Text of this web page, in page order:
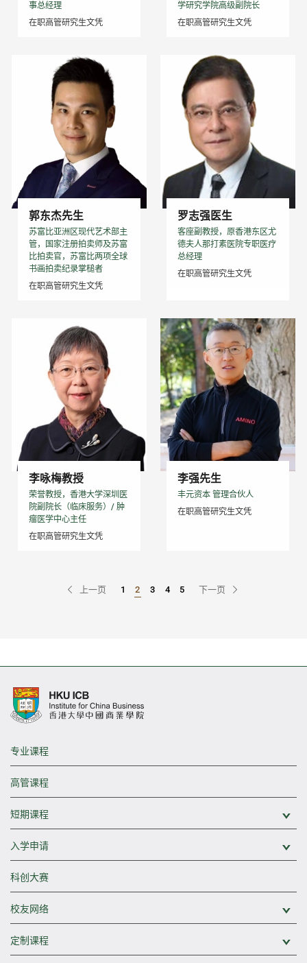
事总经理
在职高管研究生文凭
学研究学院高级副院长
在职高管研究生文凭
郭东杰先生
苏富比亚洲区现代艺术部主
管，国家注册拍卖师及苏富
比拍卖官，苏富比两项全球
书画拍卖纪录掌槌者
在职高管研究生文凭
罗志强医生
客座副教授，原香港东区尤
德夫人那打素医院专职医疗
总经理
在职高管研究生文凭
李咏梅教授
荣誉教授，香港大学深圳医
院副院长（临床服务）/ 肿
瘤医学中心主任
在职高管研究生文凭
李强先生
丰元资本 管理合伙人
在职高管研究生文凭
上一页 Go to Page
1 2 3 4 Go to Page
5 下一页
专业课程
高管课程
短期课程
入学申请
科创大赛
校友网络
定制课程